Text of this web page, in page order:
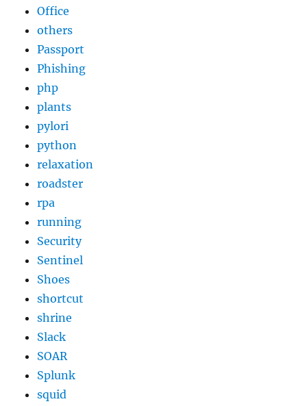
Office
others
Passport
Phishing
php
plants
pylori
python
relaxation
roadster
rpa
running
Security
Sentinel
Shoes
shortcut
shrine
Slack
SOAR
Splunk
squid